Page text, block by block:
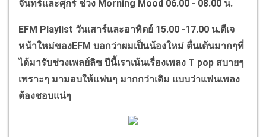
จันทร์และศุกร์ ช่วง Morning Mood 06.00 - 08.00 น.
EFM Playlist วันเสาร์และอาทิตย์ 15.00 -17.00 น.ดีเจ
หน้าใหม่ของEFM บอกว่าผมเป็นน้องใหม่ ตื่นเต้นมากๆที่
ได้มารับช่วงเพลย์ลิซ ปีนี้เราเน้นเรื่องเพลง T pop สบายๆ
เพราะๆ มามอบให้แฟนๆ มากกว่าเดิม แบบว่าแฟนเพลง
ต้องชอบแน่ๆ